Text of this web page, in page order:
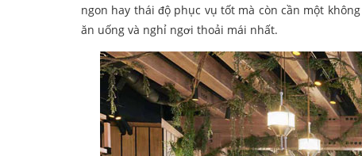
ngon hay thái độ phục vụ tốt mà còn cần một
ăn uống và nghỉ ngơi thoải mái nhất.